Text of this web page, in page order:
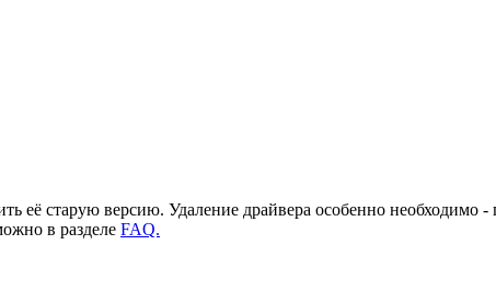
её старую версию. Удаление драйвера особенно необходимо
в разделе FAQ.